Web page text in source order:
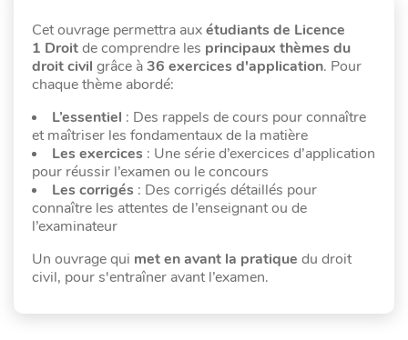
Cet ouvrage permettra auxétudiants de Licence
1 Droitde comprendre les principaux thèmes du
droit civil grâce à36 exercices d'application. Pour
chaque thème abordé:
L’essentiel : Des rappels de cours pour connaître
et maîtriser les fondamentaux de la matière
Les exercices : Une série d’exercices d’application
pour réussir l’examen ou le concours
Les corrigés : Des corrigés détaillés pour
connaître les attentes de l’enseignant ou de
l’examinateur
Un ouvrage qui met en avant la pratique du droit
civil, pour s'entraîner avant l’examen.